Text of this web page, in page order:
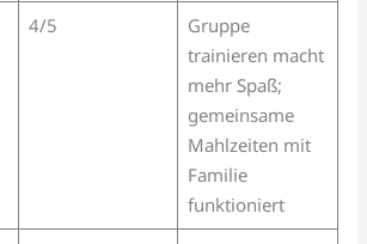
4/5
Gruppe
trainieren macht
mehr Spaß;
gemeinsame
Mahlzeiten mit
Familie
funktioniert